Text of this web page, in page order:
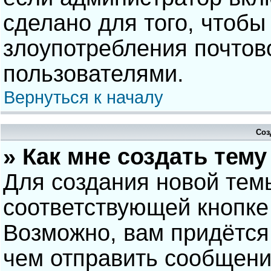
сделано для того, чтобы
злоупотребления
пользователями.
Вернуться к началу
» Как мне создать
Для создания новой
соответствующей
Возможно, вам
чем отправить